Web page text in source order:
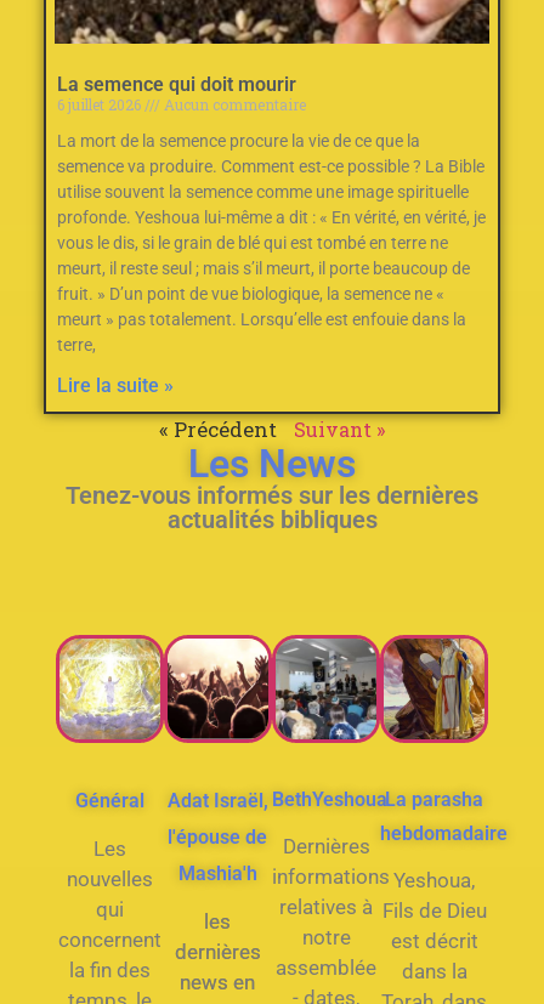
La semence qui doit mourir
6 juillet 2026
Aucun commentaire
La mort de la semence procure la vie de ce que la
semence va produire. Comment est-ce possible ? La Bible
utilise souvent la semence comme une image spirituelle
profonde. Yeshoua lui-même a dit : « En vérité, en vérité, je
vous le dis, si le grain de blé qui est tombé en terre ne
meurt, il reste seul ; mais s’il meurt, il porte beaucoup de
fruit. » D’un point de vue biologique, la semence ne «
meurt » pas totalement. Lorsqu’elle est enfouie dans la
terre,
Lire la suite »
« Précédent Suivant »
Les News
Tenez-vous informés sur les dernières
actualités bibliques
Général
Les
nouvelles
qui
concernent
la fin des
Adat Israël,
l'épouse de
Mashia'h
les
dernières
news en
BethYeshoua
Dernières
informations
relatives à
notre
assemblée
- dates,
La parasha
hebdomadaire
Yeshoua,
Fils de Dieu
est décrit
dans la